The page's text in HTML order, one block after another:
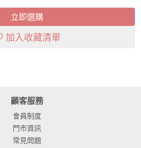
立即選購
加入收藏清單
顧客服務
會員制度
門市資訊
常見問題